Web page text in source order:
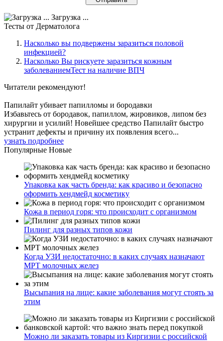
Загрузка ...
Тесты от Дерматолога
Насколько вы подвержены заразиться половой
инфекцией?
Насколько Вы рискуете заразиться кожным
заболеваниемТест на наличие ВПЧ
Читатели рекомендуют!
Папилайт убивает папилломы и бородавки
Избавьтесь от бородавок, папиллом, жировиков, липом без
хирургии и усилий! Новейшее средство Папилайт быстро
устранит дефекты и причину их появления всего...
узнать подробнее
Популярные Новые
Упаковка как часть бренда: как красиво и безопасно
оформить хендмейд косметику
Кожа в период горя: что происходит с организмом
Пилинг для разных типов кожи
Когда УЗИ недостаточно: в каких случаях назначают
МРТ молочных желез
Высыпания на лице: какие заболевания могут стоять за
этим
Можно ли заказать товары из Киргизии с российской